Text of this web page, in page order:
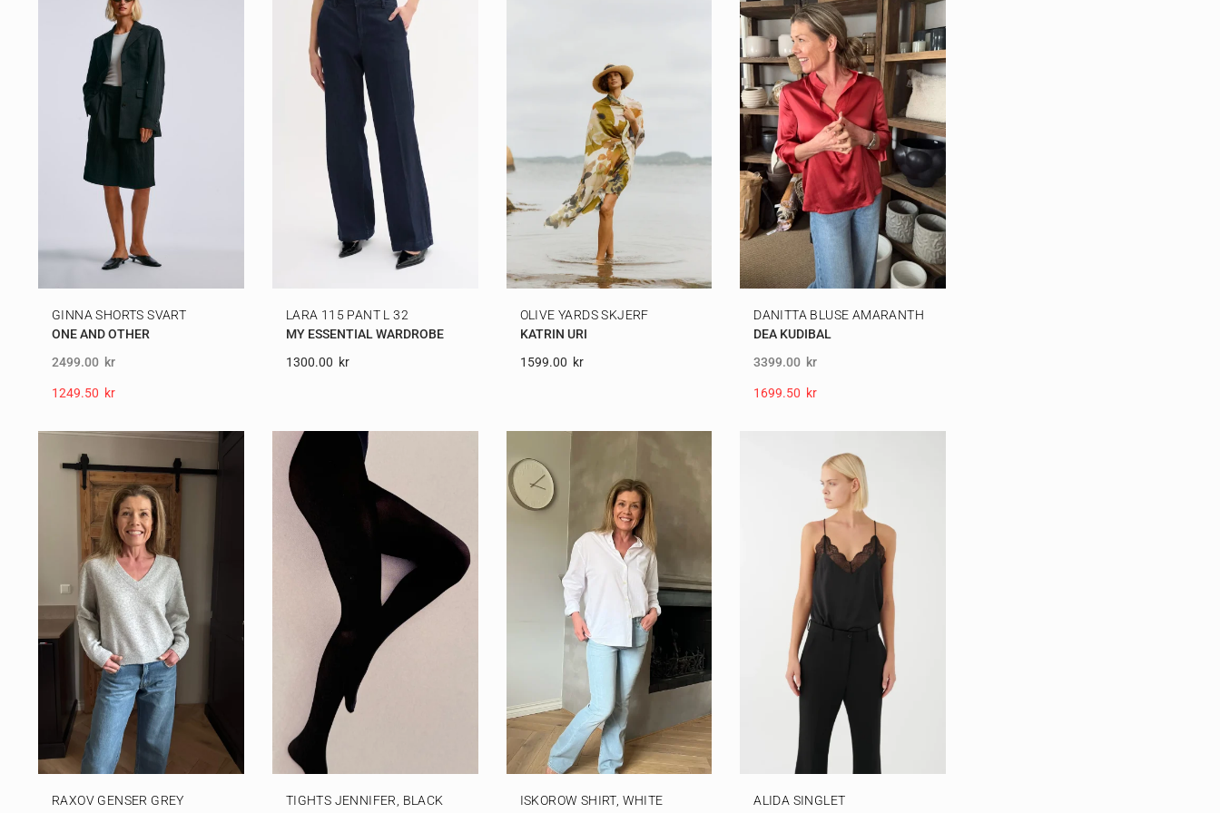
GINNA SHORTS SVART
ONE AND OTHER
2499.00 kr
1249.50 Kr
LARA 115 PANT L 32
MY ESSENTIAL WARDROBE
1300.00 Kr
OLIVE YARDS SKJERF
KATRIN URI
1599.00 Kr
DANITTA BLUSE AMARANTH
DEA KUDIBAL
3399.00 kr
1699.50 Kr
RAXOV GENSER GREY
TIGHTS JENNIFER, BLACK
ISKOROW SHIRT, WHITE
ALIDA SINGLET